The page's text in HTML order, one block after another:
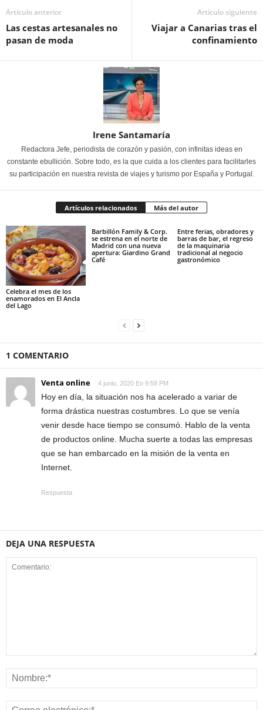
Artículo anterior
Las cestas artesanales no
pasan de moda
Artículo siguiente
Viajar a Canarias tras el
confinamiento
Irene Santamaría
Redactora Jefe, periodista de corazón y pasión, con infinitas ideas en
constante ebullición. Sobre todo, es la que cuida a los clientes para facilitarles
su participación en nuestra revista de viajes y turismo por España y Portugal.
Artículos relacionados Más del autor
Celebra el mes de los
enamorados en El Ancla
del Lago
Barbillón Family & Corp.
se estrena en el norte de
Madrid con una nueva
apertura: Giardino Grand
Café
Entre ferias, obradores y
barras de bar, el regreso
de la maquinaria
tradicional al negocio
gastronómico
1 COMENTARIO
Venta online 4 junio, 2020 En 9:58 PM
Hoy en día, la situación nos ha acelerado a variar de
forma drástica nuestras costumbres. Lo que se venía
venir desde hace tiempo se consumó. Hablo de la venta
de productos online. Mucha suerte a todas las empresas
que se han embarcado en la misión de la venta en
Internet.
Respuesta
DEJA UNA RESPUESTA